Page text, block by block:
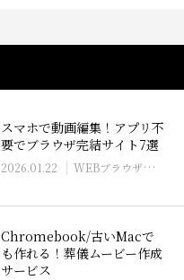
スマホで動画編集！アプリ不
要でブラウザ完結サイト7選
2026.01.22 WEBブラウザ・クラウドでの作成
Chromebook/古いMacで
も作れる！葬儀ムービー作成
サービス